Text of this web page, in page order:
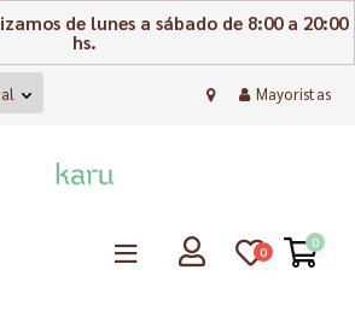
de lunes a sábado de 8:00 a 20:00
hs.
Mayoristas
0
0